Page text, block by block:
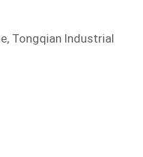
Tongqian Industrial